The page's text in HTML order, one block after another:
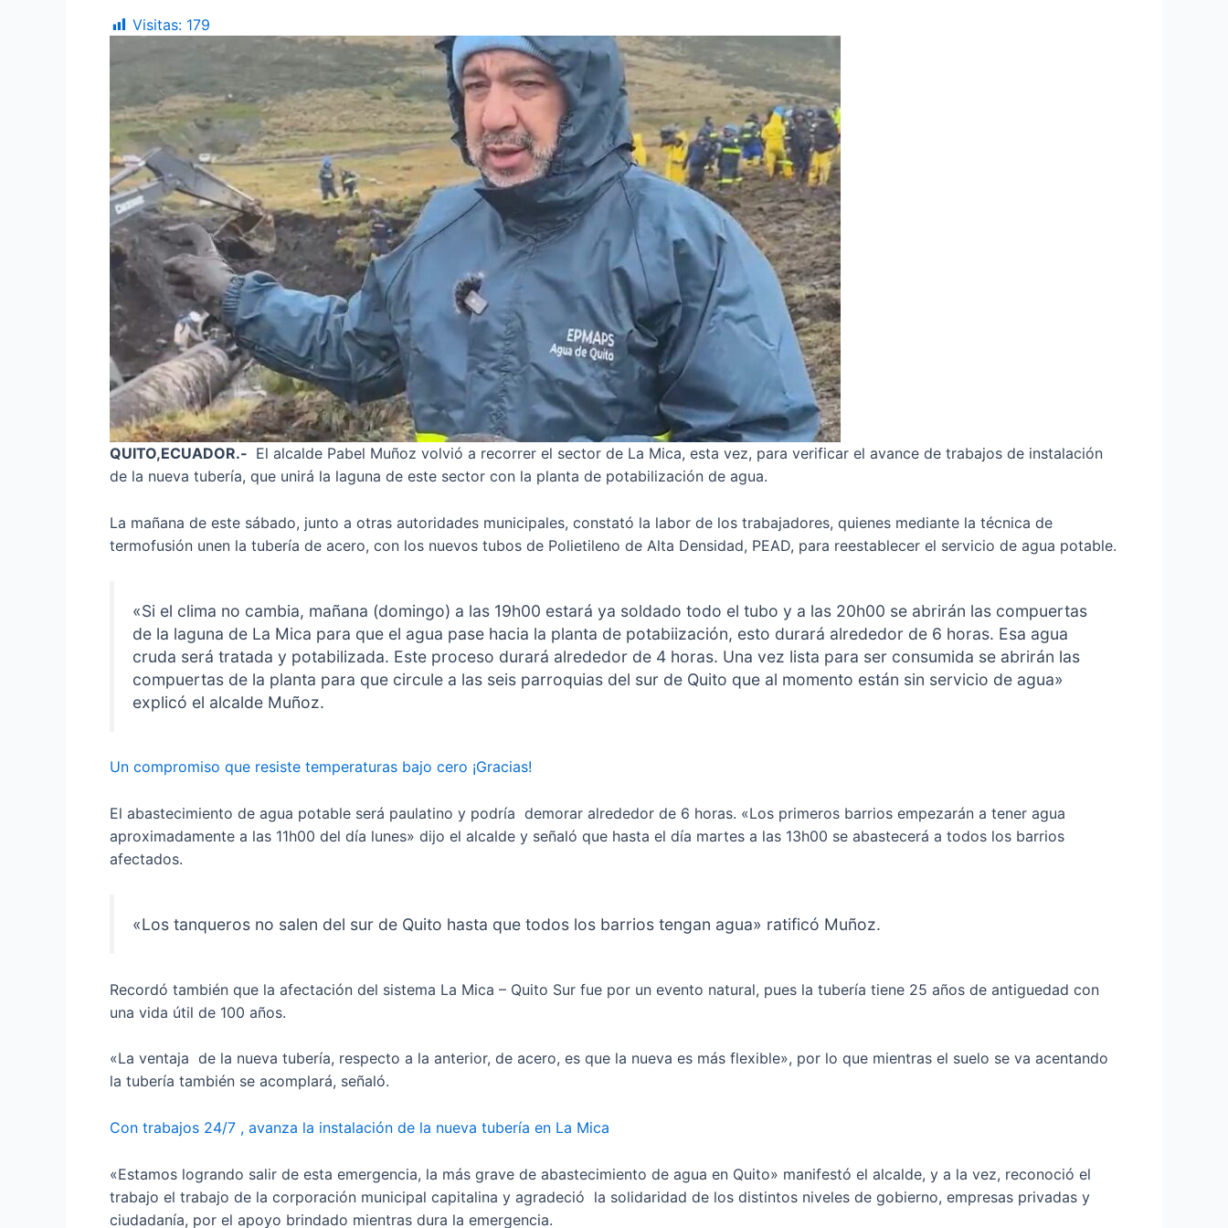
Visitas: 179
QUITO,ECUADOR.- El alcalde Pabel Muñoz volvió a recorrer el sector de La Mica, esta vez, para verificar el avance de trabajos de instalación
de la nueva tubería, que unirá la laguna de este sector con la planta de potabilización de agua.
La mañana de este sábado, junto a otras autoridades municipales, constató la labor de los trabajadores, quienes mediante la técnica de
termofusión unen la tubería de acero, con los nuevos tubos de Polietileno de Alta Densidad, PEAD, para reestablecer el servicio de agua potable.
«Si el clima no cambia, mañana (domingo) a las 19h00 estará ya soldado todo el tubo y a las 20h00 se abrirán las compuertas
de la laguna de La Mica para que el agua pase hacia la planta de potabiización, esto durará alrededor de 6 horas. Esa agua
cruda será tratada y potabilizada. Este proceso durará alrededor de 4 horas. Una vez lista para ser consumida se abrirán las
compuertas de la planta para que circule a las seis parroquias del sur de Quito que al momento están sin servicio de agua»
explicó el alcalde Muñoz.
Un compromiso que resiste temperaturas bajo cero ¡Gracias!
El abastecimiento de agua potable será paulatino y podría demorar alrededor de 6 horas. «Los primeros barrios empezarán a tener agua
aproximadamente a las 11h00 del día lunes» dijo el alcalde y señaló que hasta el día martes a las 13h00 se abastecerá a todos los barrios
afectados.
«Los tanqueros no salen del sur de Quito hasta que todos los barrios tengan agua» ratificó Muñoz.
Recordó también que la afectación del sistema La Mica – Quito Sur fue por un evento natural, pues la tubería tiene 25 años de antiguedad con
una vida útil de 100 años.
«La ventaja de la nueva tubería, respecto a la anterior, de acero, es que la nueva es más flexible», por lo que mientras el suelo se va acentando
la tubería también se acomplará, señaló.
Con trabajos 24/7 , avanza la instalación de la nueva tubería en La Mica
«Estamos logrando salir de esta emergencia, la más grave de abastecimiento de agua en Quito» manifestó el alcalde, y a la vez, reconoció el
trabajo el trabajo de la corporación municipal capitalina y agradeció la solidaridad de los distintos niveles de gobierno, empresas privadas y
ciudadanía, por el apoyo brindado mientras dura la emergencia.